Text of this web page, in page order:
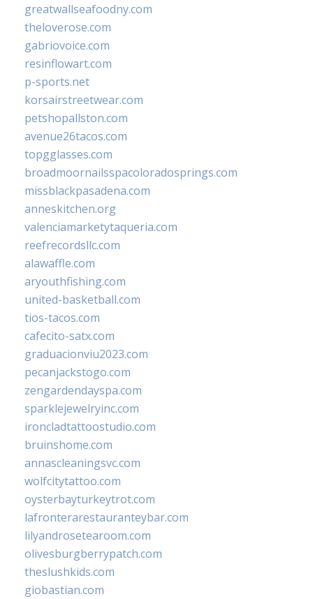
greatwallseafoodny.com
theloverose.com
gabriovoice.com
resinflowart.com
p-sports.net
korsairstreetwear.com
petshopallston.com
avenue26tacos.com
topgglasses.com
broadmoornailsspacoloradosprings.com
missblackpasadena.com
anneskitchen.org
valenciamarketytaqueria.com
reefrecordsllc.com
alawaffle.com
aryouthfishing.com
united-basketball.com
tios-tacos.com
cafecito-satx.com
graduacionviu2023.com
pecanjackstogo.com
zengardendayspa.com
sparklejewelryinc.com
ironcladtattoostudio.com
bruinshome.com
annascleaningsvc.com
wolfcitytattoo.com
oysterbayturkeytrot.com
lafronterarestauranteybar.com
lilyandrosetearoom.com
olivesburgberrypatch.com
theslushkids.com
giobastian.com